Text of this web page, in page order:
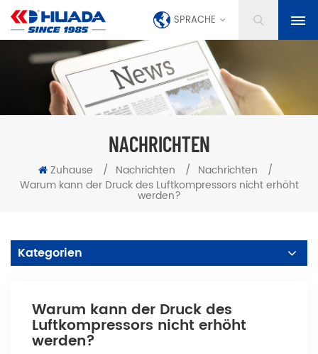
SPRACHE
NACHRICHTEN
Zuhause / Nachrichten / Nachrichten
/
Warum kann der Druck des Luftkompressors nicht erhöht
werden?
Kategorien
Warum kann der Druck des
Luftkompressors nicht erhöht
werden?